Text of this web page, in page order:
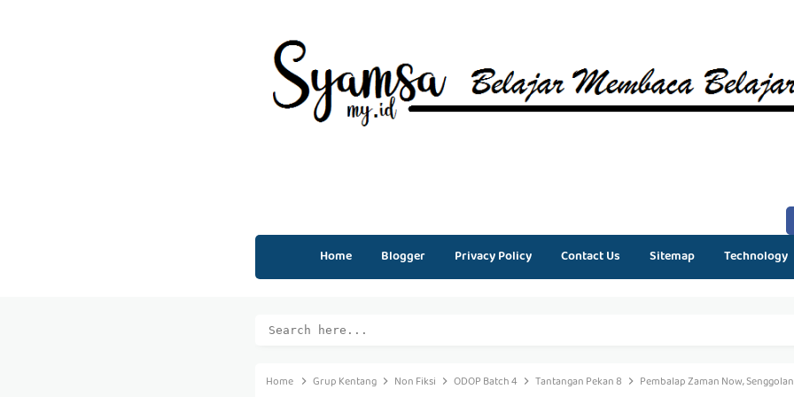
Home Blogger Privacy Policy Contact Us Sitemap Technology
Home Grup Kentang Non Fiksi ODOP Batch 4 Tantangan Pekan 8 Pembalap Zaman Now,